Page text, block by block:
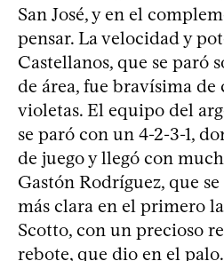
San José, y en el
pensar. La velocidad y
Castellanos, que se paró
de área, fue bravísima de
violetas. El equipo del
se paró con un 4-2-3-1,
de juego y llegó con
Gastón Rodríguez, que
más clara en el primero
Scotto, con un precioso
rebote, que dio en el palo.